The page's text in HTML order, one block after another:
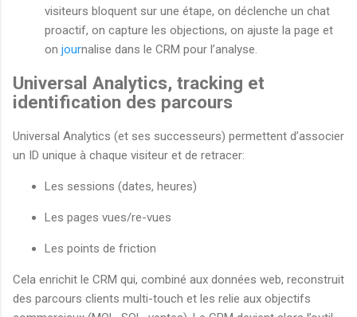
visiteurs bloquent sur une étape, on déclenche un chat
proactif, on capture les objections, on ajuste la page et
on journalise dans le CRM pour l’analyse.
Universal Analytics, tracking et
identification des parcours
Universal Analytics (et ses successeurs) permettent d’associer
un ID unique à chaque visiteur et de retracer:
Les sessions (dates, heures)
Les pages vues/re-vues
Les points de friction
Cela enrichit le CRM qui, combiné aux données web, reconstruit
des parcours clients multi-touch et les relie aux objectifs